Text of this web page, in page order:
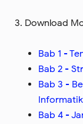
3. Download
Bab 1 -
Bab 2 -
Bab 3 -
Bab 4 -